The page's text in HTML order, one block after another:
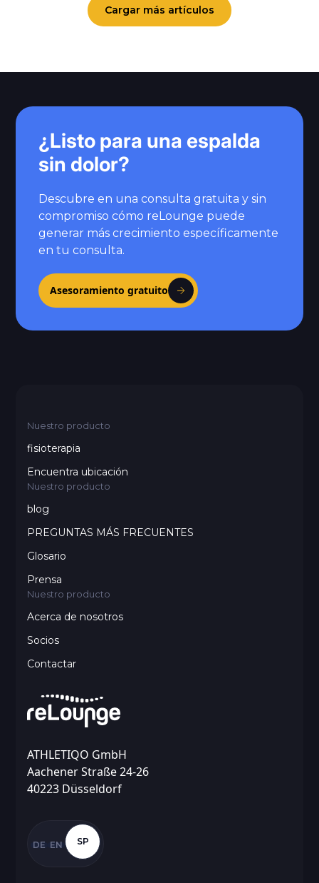
Cargar más artículos
¿Listo para una espalda
sin dolor?
Descubre en una consulta gratuita y sin
compromiso cómo reLounge puede
generar más crecimiento específicamente
en tu consulta.
Asesoramiento gratuito
ATHLETIQO GmbH
Aachener Straße 24-26
40223 Düsseldorf
DE EN SP
Nuestro producto
fisioterapia
Encuentra ubicación
Nuestro producto
blog
PREGUNTAS MÁS FRECUENTES
Glosario
Prensa
Nuestro producto
Acerca de nosotros
Socios
Contactar